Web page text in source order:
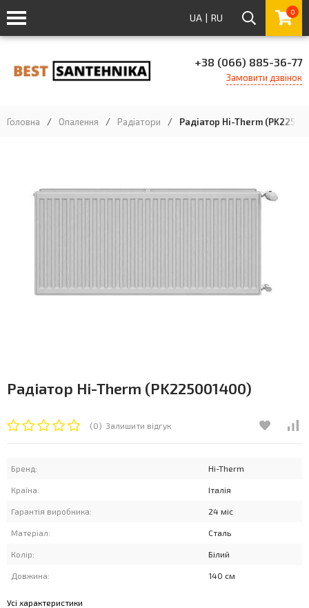
UA | RU 0
+38 (066) 885-36-77
Замовити дзвінок
Головна / Опалення / Радіатори / Радіатор Hi-Therm
Радіатор Hi-Therm (PK225001400)
(0) Залишити відгук
Бренд: Hi-Therm
Країна: Італія
Гарантія виробника: 24 міс
Матеріал: Сталь
Колір: Білий
Довжина: 140 см
Усі характеристики